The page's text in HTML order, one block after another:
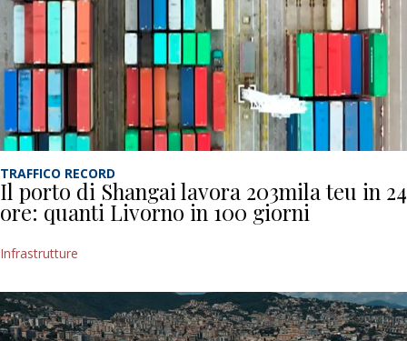
TRAFFICO RECORD
Il porto di Shangai lavora 203mila teu in 24
ore: quanti Livorno in 100 giorni
Infrastrutture